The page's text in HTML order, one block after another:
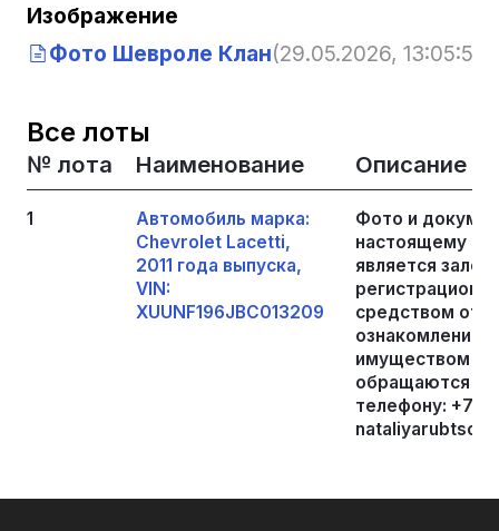
Изображение
Фото Шевроле Клан(29.05.2026, 13:05:58)
Все лоты
№ лота Наименование Описание
1
Автомобиль марка:
Chevrolet Lacetti,
2011 года выпуска,
VIN:
XUUNF196JBC013209
Фото и
настоящему
является
средством
ознакомлению
имуществом
обращаются к
телефону: